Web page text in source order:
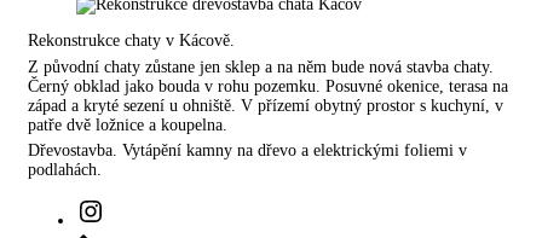
Rekonstrukce chaty v Kácově.
Z původní chaty zůstane jen sklep a na něm bude nová stavba chaty.
Černý obklad jako bouda v rohu pozemku. Posuvné okenice, terasa na
západ a kryté sezení u ohniště. V přízemí obytný prostor s kuchyní, v
patře dvě ložnice a koupelna.
Dřevostavba. Vytápění kamny na dřevo a elektrickými foliemi v
podlahách.